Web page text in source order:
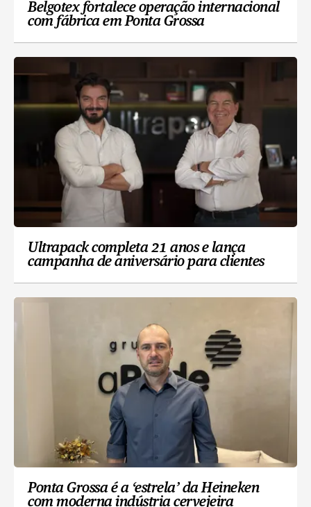
Belgotex fortalece operação internacional
com fábrica em Ponta Grossa
Ultrapack completa 21 anos e lança
campanha de aniversário para clientes
Ponta Grossa é a ‘estrela’ da Heineken
com moderna indústria cervejeira